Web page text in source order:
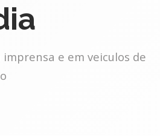
e em veiculos de